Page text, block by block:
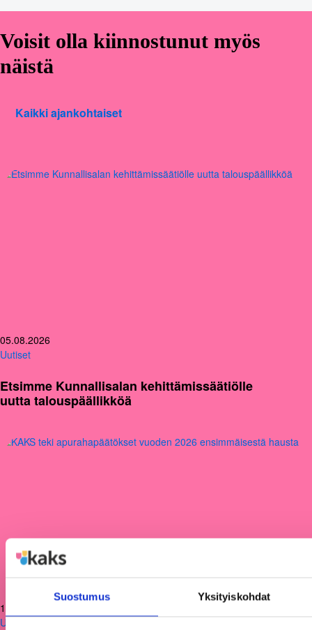
Suostumus Yksityiskohdat
Voisit olla kiinnostunut myös
näistä
Kaikki ajankohtaiset
05.08.2026
Uutiset
Etsimme Kunnallisalan kehittämissäätiölle
uutta talouspäällikköä
12.06.2026
Uutiset